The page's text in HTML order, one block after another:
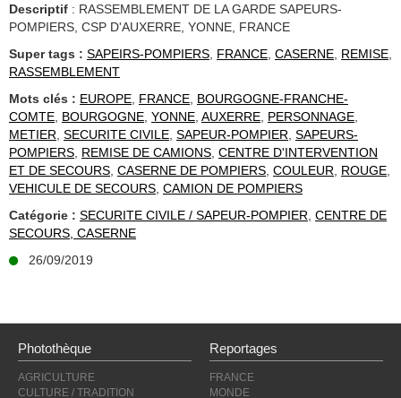
Descriptif : RASSEMBLEMENT DE LA GARDE SAPEURS-
POMPIERS, CSP D'AUXERRE, YONNE, FRANCE
Super tags : SAPEIRS-POMPIERS, FRANCE, CASERNE, REMISE,
RASSEMBLEMENT
Mots clés : EUROPE, FRANCE, BOURGOGNE-FRANCHE-
COMTE, BOURGOGNE, YONNE, AUXERRE, PERSONNAGE,
METIER, SECURITE CIVILE, SAPEUR-POMPIER, SAPEURS-
POMPIERS, REMISE DE CAMIONS, CENTRE D'INTERVENTION
ET DE SECOURS, CASERNE DE POMPIERS, COULEUR, ROUGE,
VEHICULE DE SECOURS, CAMION DE POMPIERS
Catégorie : SECURITE CIVILE / SAPEUR-POMPIER, CENTRE DE
SECOURS, CASERNE
26/09/2019
Photothèque
AGRICULTURE
CULTURE / TRADITION
Reportages
FRANCE
MONDE